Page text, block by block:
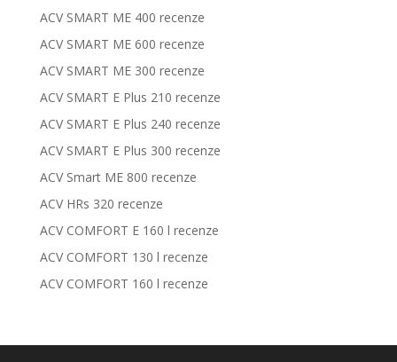
ACV SMART ME 400 recenze
ACV SMART ME 600 recenze
ACV SMART ME 300 recenze
ACV SMART E Plus 210 recenze
ACV SMART E Plus 240 recenze
ACV SMART E Plus 300 recenze
ACV Smart ME 800 recenze
ACV HRs 320 recenze
ACV COMFORT E 160 l recenze
ACV COMFORT 130 l recenze
ACV COMFORT 160 l recenze